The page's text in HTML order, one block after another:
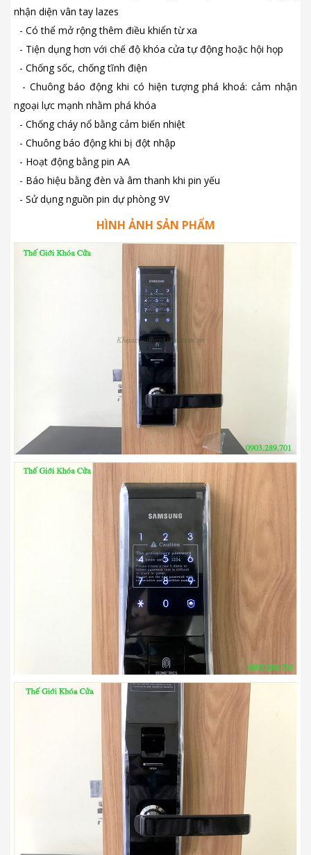
nhận diện vân tay lazes
- Có thể mở rộng thêm điều khiển từ xa
- Tiện dụng hơn với chế độ khóa cửa tự động hoặc hội họp
- Chống sốc, chống tĩnh điện
- Chuông báo động khi có hiện tượng phá khoá: cảm nhận
ngoại lực mạnh nhằm phá khóa
- Chống cháy nổ bằng cảm biến nhiệt
- Chuông báo động khi bị đột nhập
- Hoạt động bằng pin AA
- Báo hiệu bằng đèn và âm thanh khi pin yếu
- Sử dụng nguồn pin dự phòng 9V
HÌNH ẢNH SẢN PHẨM